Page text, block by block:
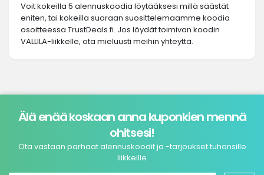
Voit kokeilla 5 alennuskoodia löytääksesi millä säästät
eniten, tai kokeilla suoraan suosittelemaamme koodia
osoitteessa TrustDeals.fi. Jos löydät toimivan koodin
VALLILA-liikkelle, ota mieluusti meihin yhteyttä.
Älä enää koskaan anna kuponkien mennä
ohitsesi!
Ota vastaan parhaat alennuskoodit ja -tarjoukset tuhansille
liikkeille